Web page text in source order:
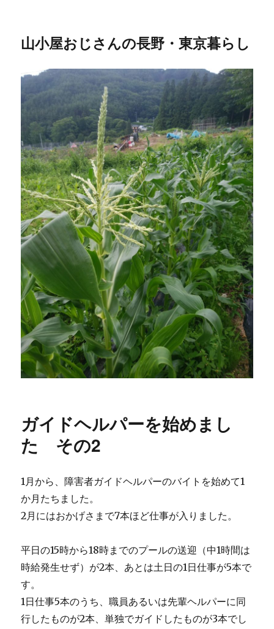
山小屋おじさんの長野・東京暮らし
ガイドヘルパーを始めまし
た その2
1月から、障害者ガイドヘルパーのバイトを始めて1
か月たちました。
2月にはおかげさまで7本ほど仕事が入りました。
平日の15時から18時までのプールの送迎（中1時間は
時給発生せず）が2本、あとは土日の1日仕事が5本で
す。
1日仕事5本のうち、職員あるいは先輩ヘルパーに同
行したものが2本、単独でガイドしたものが3本でし